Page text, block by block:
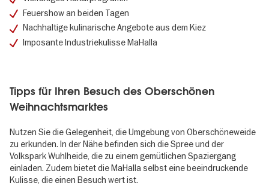
Feuershow an beiden Tagen
Nachhaltige kulinarische Angebote aus dem Kiez
Imposante Industriekulisse MaHalla
Tipps für Ihren Besuch des Oberschönen
Weihnachtsmarktes
Nutzen Sie die Gelegenheit, die Umgebung von Oberschöneweide
zu erkunden. In der Nähe befinden sich die Spree und der
Volkspark Wuhlheide, die zu einem gemütlichen Spaziergang
einladen. Zudem bietet die MaHalla selbst eine beeindruckende
Kulisse, die einen Besuch wert ist.